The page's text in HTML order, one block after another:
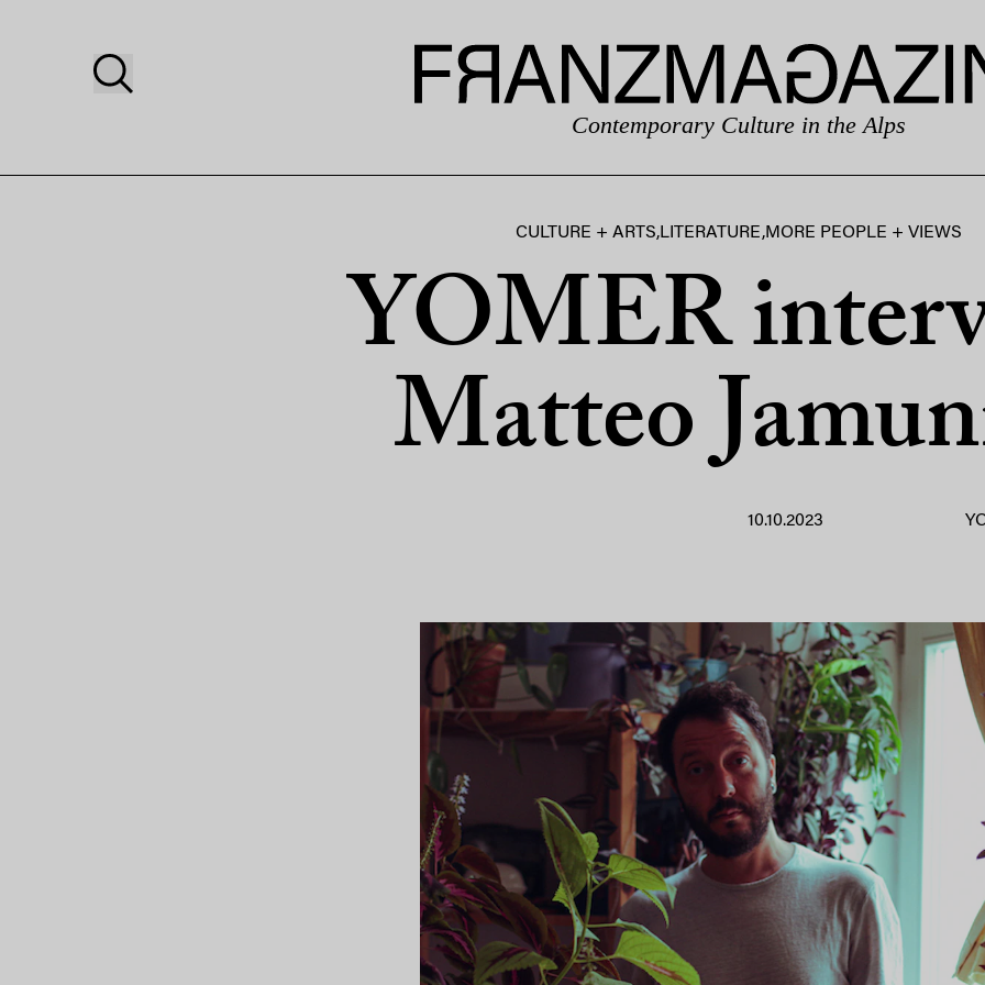
Contemporary Culture in the Alps
CULTURE + ARTS,LITERATURE,MORE PEOPLE + VIEWS
YOMER
Matteo
10.10.2023